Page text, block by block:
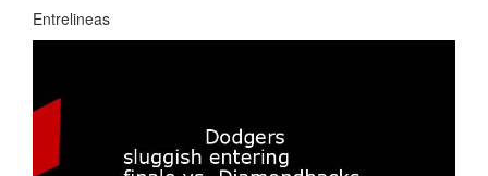
Entrelineas